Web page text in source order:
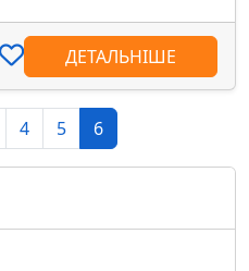
ДЕТАЛЬНІШЕ
4 5 6